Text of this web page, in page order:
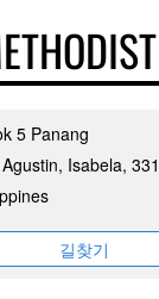
5 Panang
Isabela,
길찾기